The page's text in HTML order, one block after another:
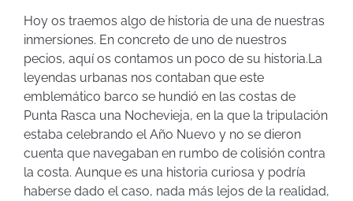
Hoy os traemos algo de historia de una de nuestras
inmersiones. En concreto de uno de nuestros
pecios, aquí os contamos un poco de su historia.La
leyendas urbanas nos contaban que este
emblemático barco se hundió en las costas de
Punta Rasca una Nochevieja, en la que la tripulación
estaba celebrando el Año Nuevo y no se dieron
cuenta que navegaban en rumbo de colisión contra
la costa. Aunque es una historia curiosa y podría
haberse dado el caso, nada más lejos de la realidad,